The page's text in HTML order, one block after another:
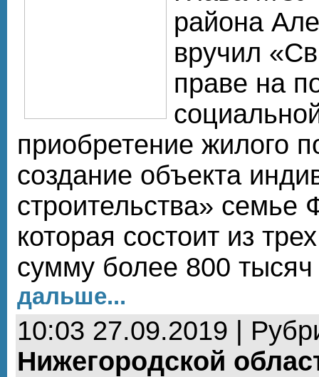
района
вручил
праве на
приобретение жилого
создание объекта
строительства» семье
которая состоит из
сумму более 800
дальше...
10:03 27.09.2019 |
Нижегородской